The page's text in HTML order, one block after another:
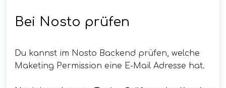
Bei Nosto prüfen
Du kannst im Nosto Backend prüfen, welche
Maketing Permission eine E-Mail Adresse hat.